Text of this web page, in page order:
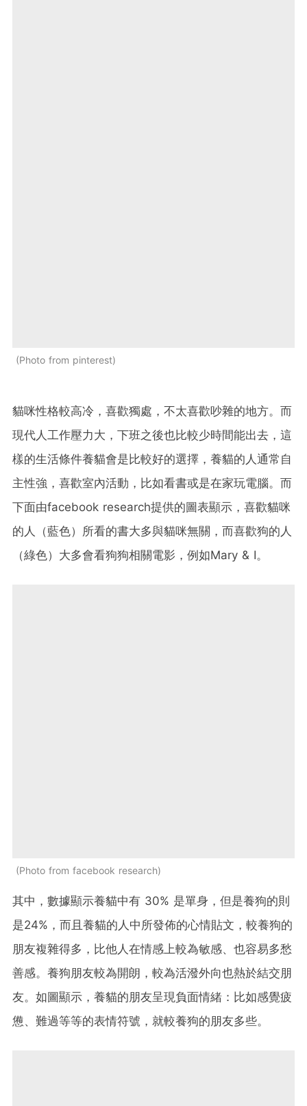
Photo from pinterest
貓咪性格較高冷，喜歡獨處，不太喜歡吵雜的地方。而
現代人工作壓力大，下班之後也比較少時間能出去，這
樣的生活條件養貓會是比較好的選擇，養貓的人通常自
主性強，喜歡室內活動，比如看書或是在家玩電腦。而
下面由facebook research提供的圖表顯示，喜歡貓咪
的人（藍色）所看的書大多與貓咪無關，而喜歡狗的人
（綠色）大多會看狗狗相關電影，例如Mary & I。
Photo from facebook research
其中，數據顯示養貓中有 30% 是單身，但是養狗的則
是24%，而且養貓的人中所發佈的心情貼文，較養狗的
朋友複雜得多，比他人在情感上較為敏感、也容易多愁
善感。養狗朋友較為開朗，較為活潑外向也熱於結交朋
友。如圖顯示，養貓的朋友呈現負面情緒：比如感覺疲
憊、難過等等的表情符號，就較養狗的朋友多些。